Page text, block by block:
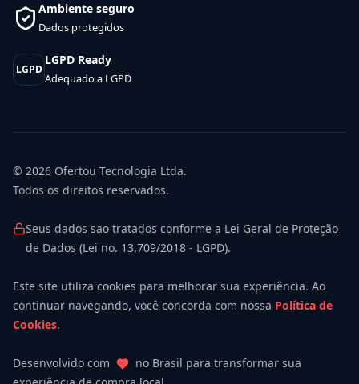
Ambiente seguro
Dados protegidos
LGPD
LGPD Ready
Adequado a LGPD
© 2026 Ofertou Tecnologia Ltda.
Todos os direitos reservados.
Seus dados sao tratados conforme a Lei Geral de Proteção
de Dados (Lei no. 13.709/2018 - LGPD).
Este site utiliza cookies para melhorar sua experiência. Ao
continuar navegando, você concorda com nossa Política de
Cookies.
Desenvolvido com
no Brasil para transformar sua